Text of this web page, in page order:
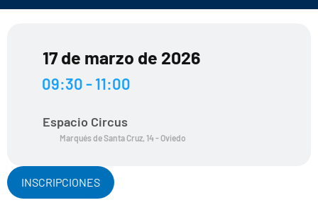
17 de marzo de 2026
09:30 - 11:00
Espacio Circus
Marqués de Santa Cruz, 14 - Oviedo
INSCRIPCIONES